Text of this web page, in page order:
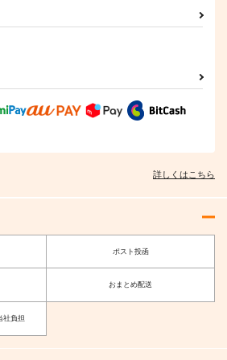
詳しくはこちら
ポスト投函
おまとめ配送
社負担